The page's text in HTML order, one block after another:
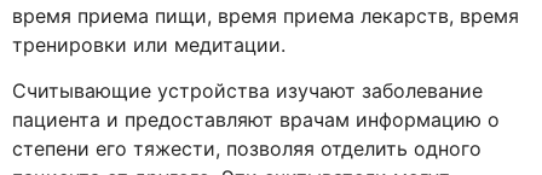
время приема пищи, время приема лекарств, время
тренировки или медитации.
Считывающие устройства изучают заболевание
пациента и предоставляют врачам информацию о
степени его тяжести, позволяя отделить одного